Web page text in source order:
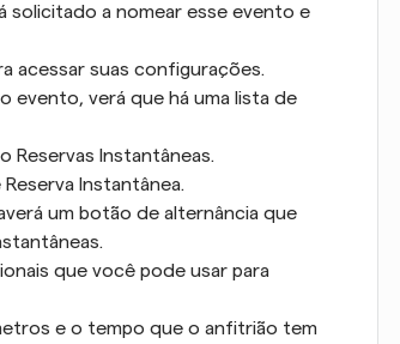
solicitado a nomear esse evento e
acessar suas configurações.
evento, verá que há uma lista de
Reservas Instantâneas.
Instantânea.
um botão de alternância que
que você pode usar para
e o tempo que o anfitrião tem